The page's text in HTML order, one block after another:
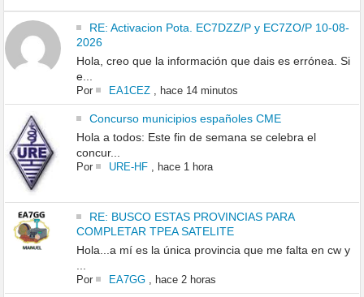
RE: Activacion Pota. EC7DZZ/P y EC7ZO/P 10-08-
2026
Hola, creo que la información que dais es errónea. Si
e...
Por EA1CEZ, hace 14 minutos
Concurso municipios españoles CME
Hola a todos: Este fin de semana se celebra el
concur...
Por URE-HF, hace 1 hora
RE: BUSCO ESTAS PROVINCIAS PARA
COMPLETAR TPEA SATELITE
Hola...a mí es la única provincia que me falta en cw y
Por EA7GG, hace 2 horas